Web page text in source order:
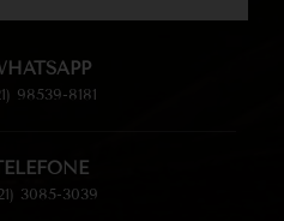
98539-8181
3085-3039